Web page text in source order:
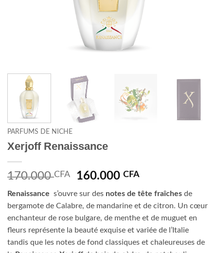
PARFUMS DE NICHE
Xerjoff Renaissance
170.000CFA
Le
initial
était :
170.000 CFA.
160.000CFALe
actuel
est :
160.000 CFA.
Renaissance s’ouvre sur des notes de tête fraîches de
bergamote de Calabre, de mandarine et de citron. Un cœur
enchanteur de rose bulgare, de menthe et de muguet en
fleurs représente la beauté exquise et variée de l’Italie
tandis que les notes de fond classiques et chaleureuses de